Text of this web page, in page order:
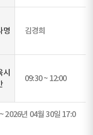
명 김경희
시
09:30 ~ 12:00
2026년 04월 30일 17:0